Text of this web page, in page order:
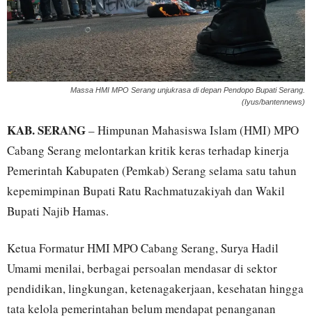
Massa HMI MPO Serang unjukrasa di depan Pendopo Bupati Serang.
(Iyus/bantennews)
KAB. SERANG– Himpunan Mahasiswa Islam (HMI) MPO
Cabang Serang melontarkan kritik keras terhadap kinerja
Pemerintah Kabupaten (Pemkab) Serang selama satu tahun
kepemimpinan Bupati Ratu Rachmatuzakiyah dan Wakil
Bupati Najib Hamas.
Ketua Formatur HMI MPO Cabang Serang, Surya Hadil
Umami menilai, berbagai persoalan mendasar di sektor
pendidikan, lingkungan, ketenagakerjaan, kesehatan hingga
tata kelola pemerintahan belum mendapat penanganan